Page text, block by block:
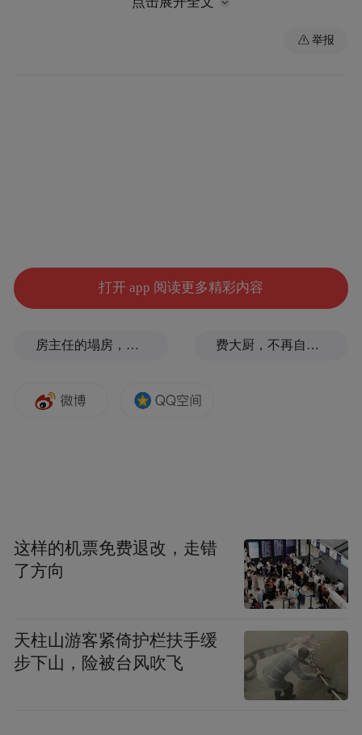
特此公告！
本次公告拟报废涉案车辆清单
举报
打开 app 阅读更多精彩内容
房主任的塌房，一场“人设露馅” 费大厨，不再自称大王
这样的机票免费退改，走错
了方向
天柱山游客紧倚护栏扶手缓
步下山，险被台风吹飞